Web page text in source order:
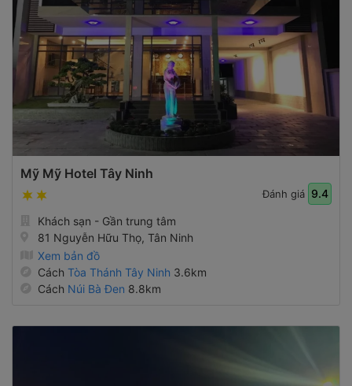
Mỹ Mỹ Hotel Tây Ninh
Đánh giá 9.4
Khách sạn - Gần trung tâm
81 Nguyễn Hữu Thọ, Tân Ninh
Xem bản đồ
Cách Tòa Thánh Tây Ninh 3.6km
Cách Núi Bà Đen 8.8km